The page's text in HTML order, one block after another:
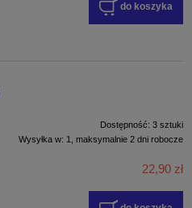
do koszyka
Dostępność: 3 sztuki
Wysyłka w: 1, maksymalnie 2 dni robocze
22,90 zł